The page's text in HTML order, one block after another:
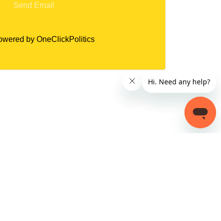
Send Email
by OneClickPolitics